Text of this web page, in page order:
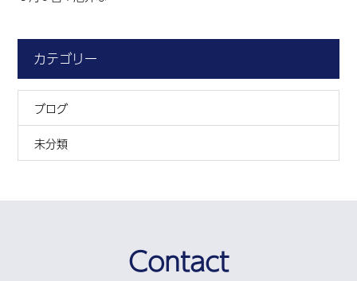
カテゴリー
ブログ
未分類
Contact